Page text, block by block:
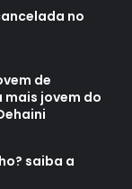
no
de
jovem do
saiba a